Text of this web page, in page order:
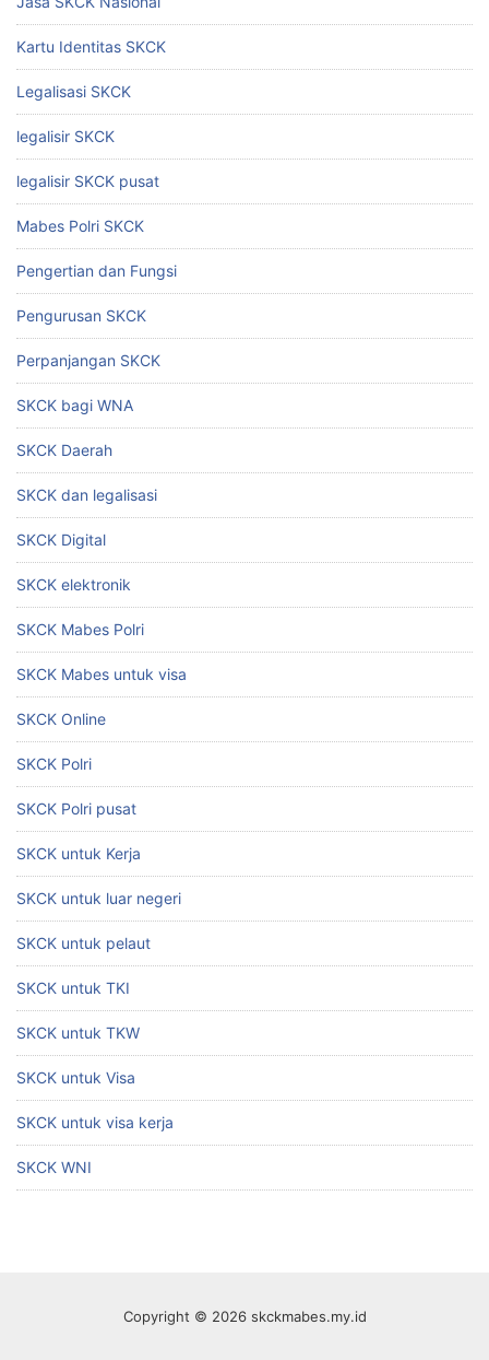
Kartu Identitas SKCK
Legalisasi SKCK
legalisir SKCK
legalisir SKCK pusat
Mabes Polri SKCK
Pengertian dan Fungsi
Pengurusan SKCK
Perpanjangan SKCK
SKCK bagi WNA
SKCK Daerah
SKCK dan legalisasi
SKCK Digital
SKCK elektronik
SKCK Mabes Polri
SKCK Mabes untuk visa
SKCK Online
SKCK Polri
SKCK Polri pusat
SKCK untuk Kerja
SKCK untuk luar negeri
SKCK untuk pelaut
SKCK untuk TKI
SKCK untuk TKW
SKCK untuk Visa
SKCK untuk visa kerja
SKCK WNI
Copyright © 2026 skckmabes.my.id